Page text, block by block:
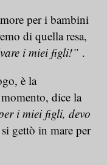
per i bambini
di quella resa,
i miei figli!” .
è la
dice la
i miei figli, devo
gettò in mare per